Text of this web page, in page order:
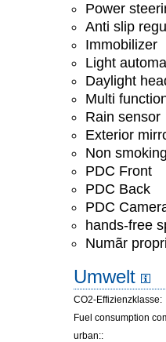
Power
Anti slip
Immobilizer
Light
Daylight
Multi
Rain sensor
Exterior
Non
PDC Front
PDC Back
PDC
hands-free
Numãr
Umwelt
CO2-Effizienzklasse:
Fuel consumption
urban::